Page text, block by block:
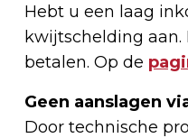
Hebt u een laag
kwijtschelding
betalen. Op de
Geen aanslagen
Door technische